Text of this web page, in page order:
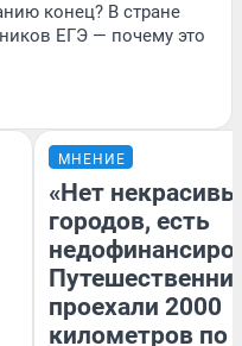
конец? В стране
ЕГЭ — почему это
МНЕНИЕ
«Нет
городов, есть
проехали 2000
километров по